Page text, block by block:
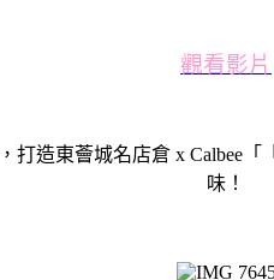
觀看影片
造東薈城名店倉 x Calbee
味！